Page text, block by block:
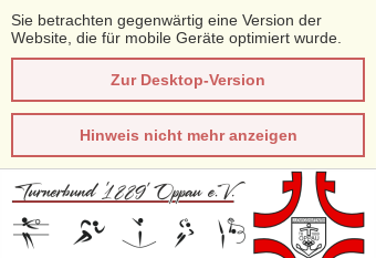
Sie betrachten gegenwärtig eine Version der
Website, die für mobile Geräte optimiert wurde.
Zur Desktop-Version
Hinweis nicht mehr anzeigen